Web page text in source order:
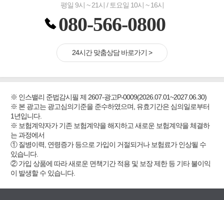
평일 9시 ~ 21시 / 토요일 10시 ~ 16시
080-566-0800
24시간 맞춤상담 바로가기 >
※ 인스밸리 준법감시필 제 2607-광고P-0009(2026.07.01~2027.06.30)
※ 본 광고는 광고심의기준을 준수하였으며, 유효기간은 심의일로부터
1년입니다.
※ 보험계약자가 기존 보험계약을 해지하고 새로운 보험계약을 체결하
는 과정에서
① 질병이력, 연령증가 등으로 가입이 거절되거나 보험료가 인상될 수
있습니다.
② 가입 상품에 따라 새로운 면책기간 적용 및 보장 제한 등 기타 불이익
이 발생할 수 있습니다.